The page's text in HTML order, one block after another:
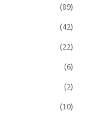
(89)
(42)
(22)
(6)
(2)
(10)